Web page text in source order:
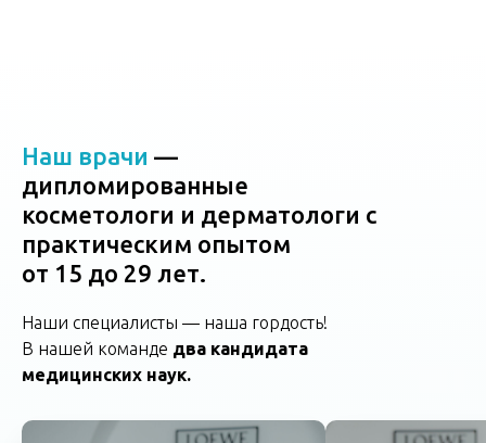
Наш врачи —
дипломированные
косметологи и дерматологи с
практическим опытом
от 15 до 29 лет.
Наши специалисты — наша гордость!
В нашей команде два кандидата
медицинских наук.